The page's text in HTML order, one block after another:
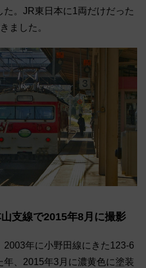
。JR東日本に1両だけだった
ました。
支線で2015年8月に撮影
2003年に小野田線にきた123-6
、2015年3月に濃黄色に塗装